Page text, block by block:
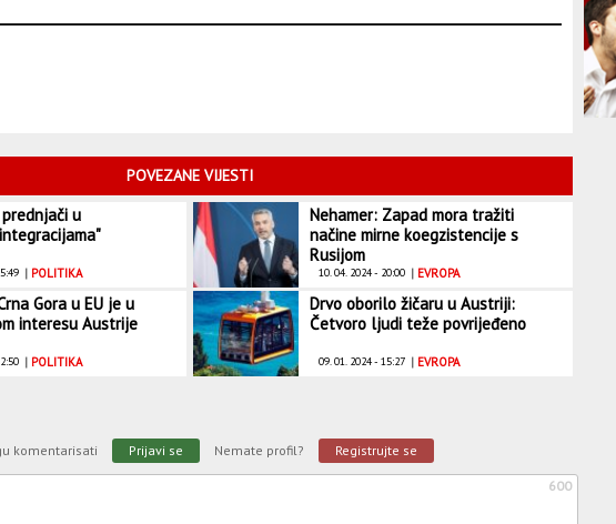
POVEZANE VIJESTI
prednjači u
| POLITIKA
Nehamer: Zapad mora tražiti
načine mirne koegzistencije s
Rusijom
10. 04. 2024 - 20:00 | EVROPA
Gora u EU je u
interesu Austrije
| POLITIKA
Drvo oborilo žičaru u Austriji:
Četvoro ljudi teže povrijeđeno
09. 01. 2024 - 15:27 | EVROPA
komentarisati Prijavi se Nemate profil? Registrujte se
600